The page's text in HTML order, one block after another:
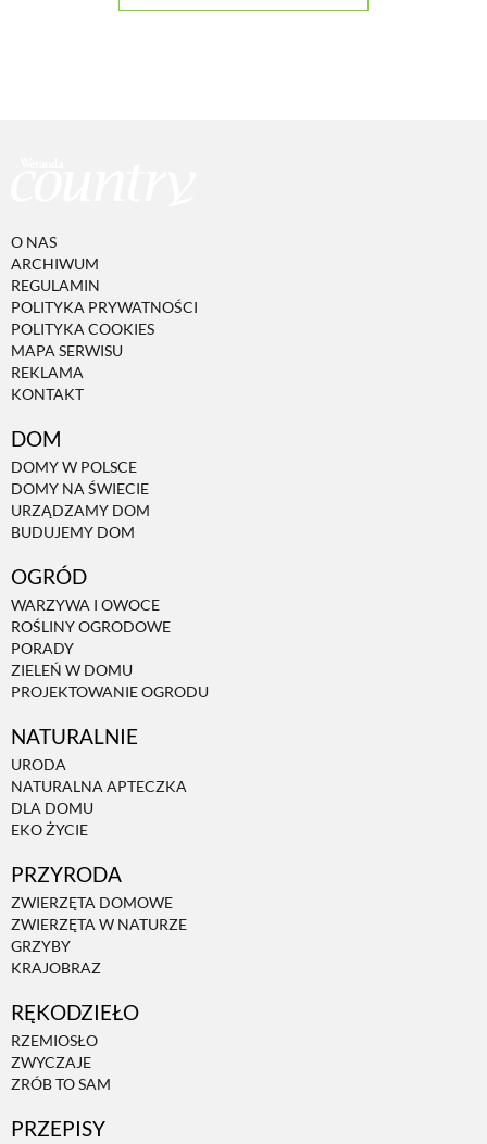
O NAS
ARCHIWUM
REGULAMIN
POLITYKA PRYWATNOŚCI
POLITYKA COOKIES
MAPA SERWISU
REKLAMA
KONTAKT
DOM
DOMY W POLSCE
DOMY NA ŚWIECIE
URZĄDZAMY DOM
BUDUJEMY DOM
OGRÓD
WARZYWA I OWOCE
ROŚLINY OGRODOWE
PORADY
ZIELEŃ W DOMU
PROJEKTOWANIE OGRODU
NATURALNIE
URODA
NATURALNA APTECZKA
DLA DOMU
EKO ŻYCIE
PRZYRODA
ZWIERZĘTA DOMOWE
ZWIERZĘTA W NATURZE
GRZYBY
KRAJOBRAZ
RĘKODZIEŁO
RZEMIOSŁO
ZWYCZAJE
ZRÓB TO SAM
PRZEPISY